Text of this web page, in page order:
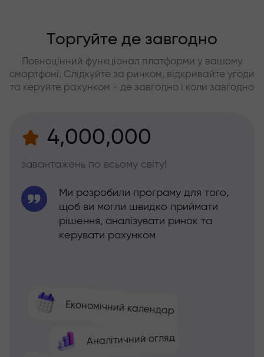
Торгуйте де завгодно
Повноцінний функціонал платформи у вашому
смартфоні. Слідкуйте за ринком, відкривайте угоди
та керуйте рахунком - де завгодно і коли завгодно
4,000,000
завантажень по всьому світу!
Економічний календар
Аналітичний огляд
Ми розробили програму для того,
щоб ви могли швидко приймати
рішення, аналізувати ринок та
керувати рахунком